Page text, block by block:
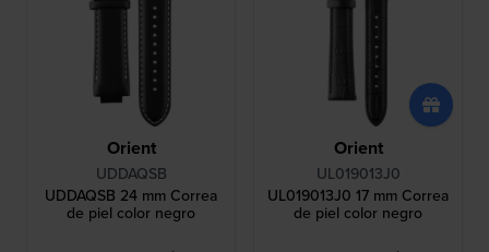
Orient
UDDAQSB
UDDAQSB 24 mm Correa
de piel color negro
Orient
UL019013J0
UL019013J0 17 mm Correa
de piel color negro